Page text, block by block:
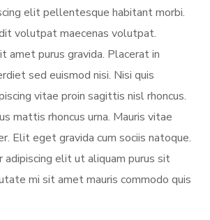
elit pellentesque habitant morbi.
volutpat maecenas volutpat.
amet purus gravida. Placerat in
sed euismod nisi. Nisi quis
vitae proin sagittis nisl rhoncus.
mattis rhoncus urna. Mauris vitae
Elit eget gravida cum sociis natoque.
elit ut aliquam purus sit
mi sit amet mauris commodo quis